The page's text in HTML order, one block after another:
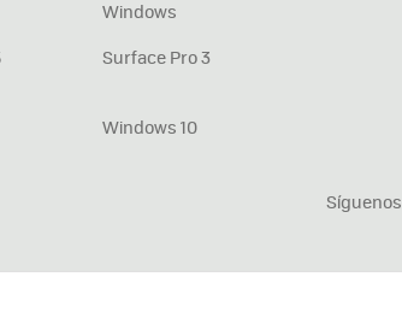
Síguenos
Windows
Surface Pro 3
Windows 10